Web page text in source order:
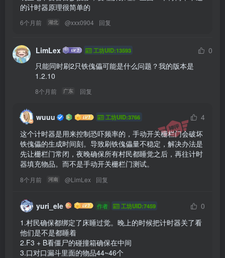
的计时器原理很简单的
6个月前 湖北 @xxx0904 回复
LimLex 工坊UID:13593
0
只能同时刷2只铁傀儡可能是什么问题？我的版本是
1.2.10
8个月前 广东 回复
wuuu 工坊UID:3766
4
这个计时器是用来控制恐吓频率的，手动开关栅栏门会破坏
铁傀儡的生成时间刻。导致刷铁傀儡量不稳定，解决办法是
先让栅栏门常闭，夜晚确保所有村民都睡觉之后，再往计时
器填充物品。而不是手动开关栅栏门测试。
8个月前 河南 @LimLex 回复
yuri_ele 作者 工坊UID:7459
0
1.村民确保都绑定了床睡过觉。晚上的时候把计时器关了看
他们是不是都睡着
2.F3 + B看僵尸的碰撞箱确保在中间
3.口对口漏斗里面的物品44~46个